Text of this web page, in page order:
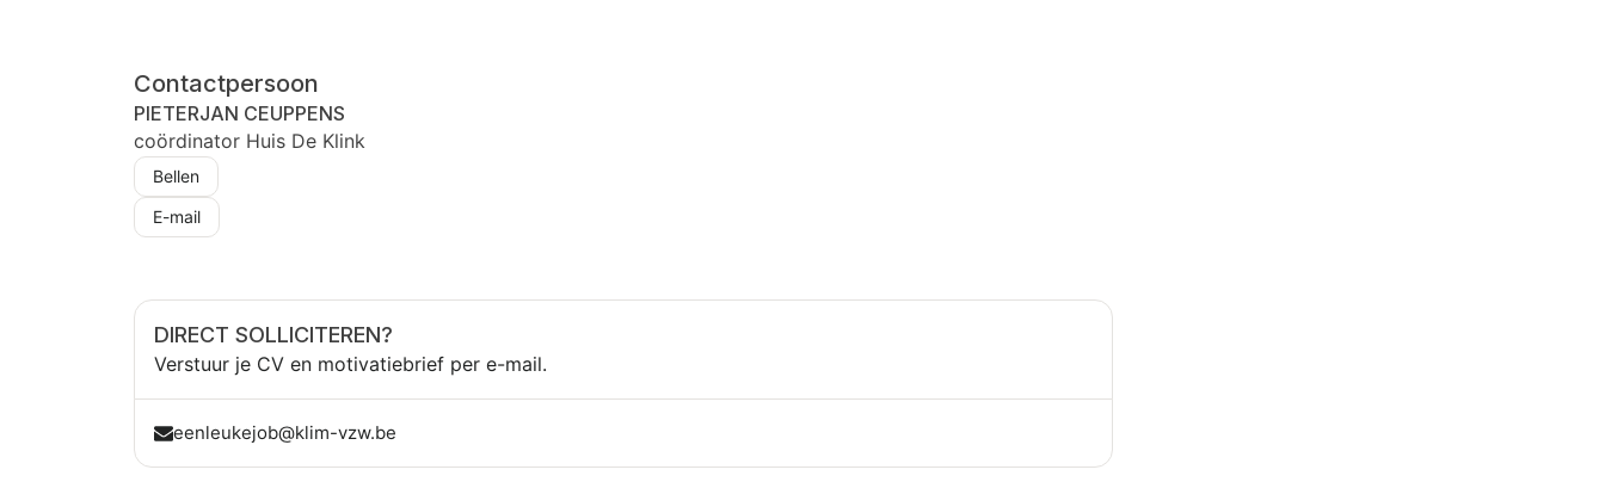
Contactpersoon
PIETERJAN CEUPPENS
coördinator Huis De Klink
Bellen
E-mail
DIRECT SOLLICITEREN?
Verstuur je CV en motivatiebrief per e-mail.
eenleukejob@klim-vzw.be